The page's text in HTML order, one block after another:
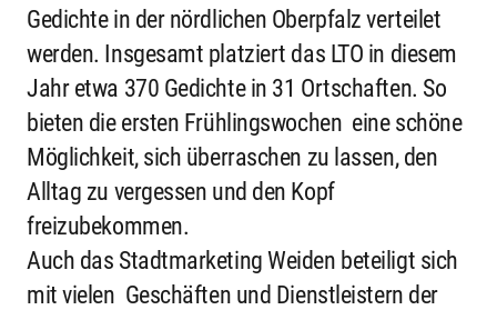
Gedichte in der nördlichen Oberpfalz verteilet
werden. Insgesamt platziert das LTO in diesem
Jahr etwa 370 Gedichte in 31 Ortschaften. So
bieten die ersten Frühlingswochen eine schöne
Möglichkeit, sich überraschen zu lassen, den
Alltag zu vergessen und den Kopf
freizubekommen.
Auch das Stadtmarketing Weiden beteiligt sich
mit vielen Geschäften und Dienstleistern der